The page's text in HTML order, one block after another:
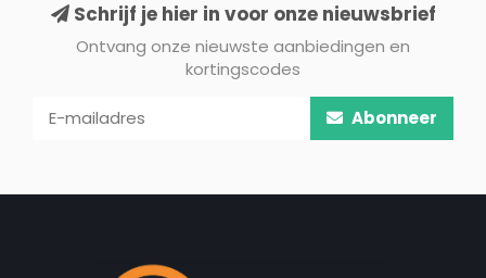
Schrijf je hier in voor onze nieuwsbrief
Ontvang onze nieuwste aanbiedingen en
kortingscodes
Abonneer